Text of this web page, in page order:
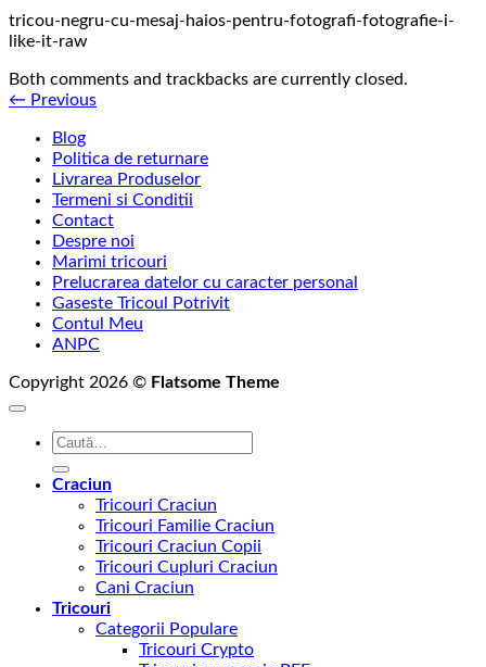
tricou-negru-cu-mesaj-haios-pentru-fotografi-fotografie-i-
like-it-raw
Both comments and trackbacks are currently closed.
← Previous
Blog
Politica de returnare
Livrarea Produselor
Termeni si Conditii
Contact
Despre noi
Marimi tricouri
Prelucrarea datelor cu caracter personal
Gaseste Tricoul Potrivit
Contul Meu
ANPC
Copyright 2026 © Flatsome Theme
Caută
Craciun
Tricouri Craciun
Tricouri Familie Craciun
Tricouri Craciun Copii
Tricouri Cupluri Craciun
Cani Craciun
Tricouri
Categorii Populare
Tricouri Crypto